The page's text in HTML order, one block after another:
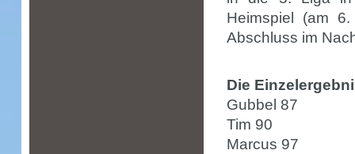
Heimspiel (am
Abschluss im
Die
Gubbel 87
Tim 90
Marcus 97